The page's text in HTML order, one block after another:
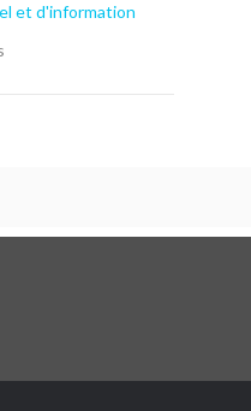
et d'information